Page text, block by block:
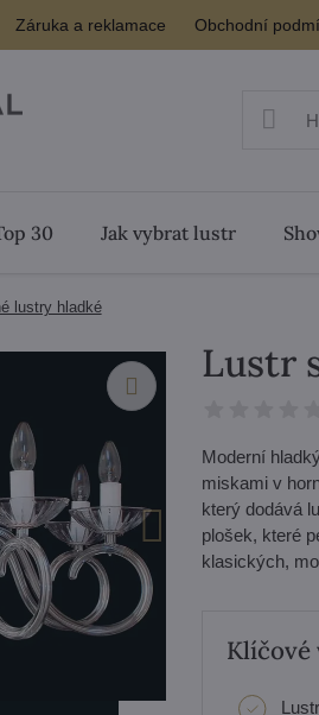
Záruka a reklamace Obchodní
30 Jak vybrat lustr
lustry hladké
Lustr
Moderní
miskami v
který dodává
plošek, které
klasických,